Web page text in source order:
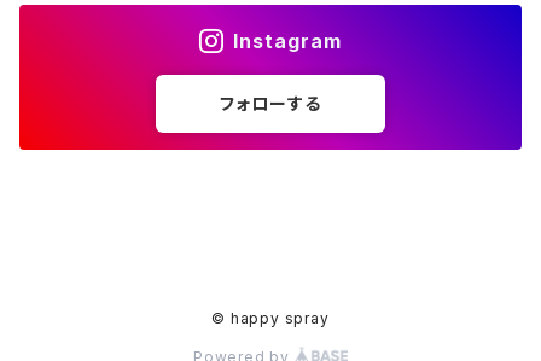
イヤリング
アクセサリー
ピアス
Instagram
フォローする
© happy spray
Powered by